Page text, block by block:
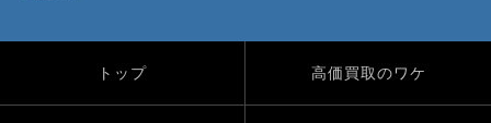
トップ 高価買取のワケ